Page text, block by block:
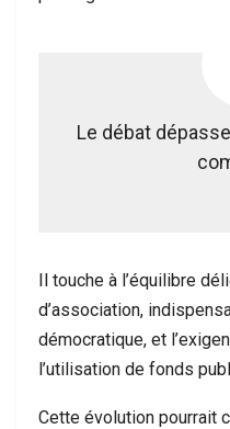
Le débat
Il touche à l’équilibre
d’association,
démocratique, et
l’utilisation de fonds
Cette évolution pourrait